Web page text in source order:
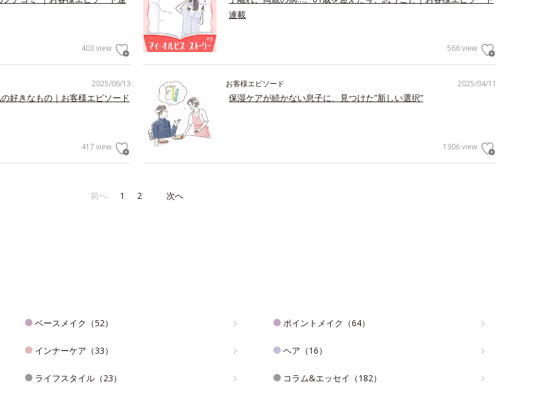
403 view
連載
566 view
2025/06/13
好きなもの｜お客様エピソード
417 view
2025/04/11
お客様エピソード
保湿ケアが続かない息子に、見つけた”新しい選択”
1306 view
前へ 1 2 次へ
ベースメイク（52） ポイントメイク（64）
インナーケア（33） ヘア（16）
ライフスタイル（23） コラム&エッセイ（182）